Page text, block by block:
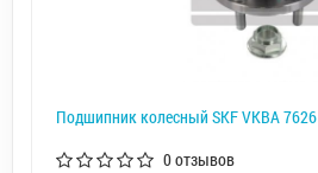
Подшипник колесный SKF VKBA 7626
0 отзывов